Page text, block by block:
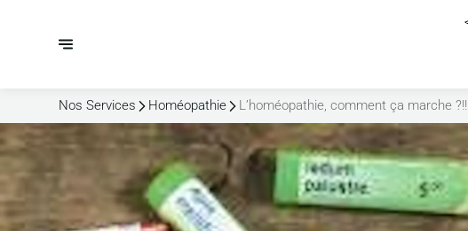
Nos Services Homéopathie L’homéopathie, comment ça marche ?!!